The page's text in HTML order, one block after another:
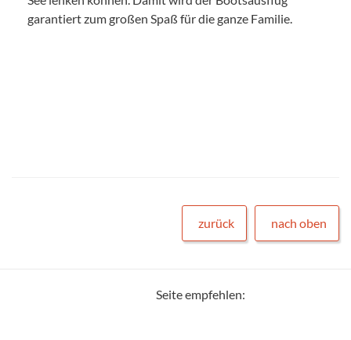
garantiert zum großen Spaß für die ganze Familie.
zurück nach oben
Seite empfehlen: